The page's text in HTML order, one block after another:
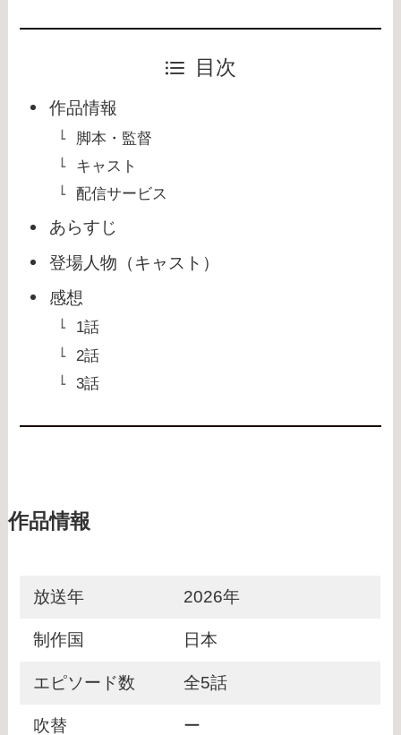
目次
作品情報
脚本・監督
キャスト
配信サービス
あらすじ
登場人物（キャスト）
感想
1話
2話
3話
作品情報
放送年 2026年
制作国 日本
エピソード数 全5話
吹替 ー